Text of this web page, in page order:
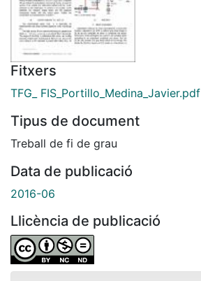
Fitxers
TFG_ FIS_Portillo_Medina_Javier.pdf
Tipus de document
Treball de fi de grau
Data de publicació
2016-06
Llicència de publicació